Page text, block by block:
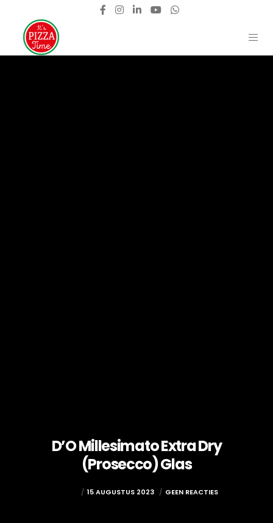
D’O Millesimato Extra Dry
(Prosecco) Glas
15 AUGUSTUS 2023 GEEN REACTIES